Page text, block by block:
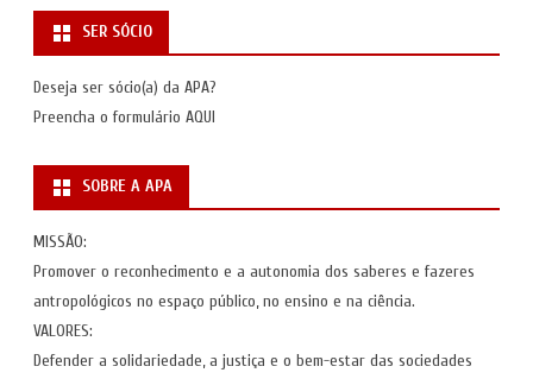
SER SÓCIO
Deseja ser sócio(a) da APA?
Preencha o formulário AQUI
SOBRE A APA
MISSÃO:
Promover o reconhecimento e a autonomia dos saberes e fazeres
antropológicos no espaço público, no ensino e na ciência.
VALORES:
Defender a solidariedade, a justiça e o bem-estar das sociedades